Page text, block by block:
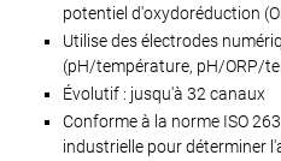
potentiel d'oxydoréduction
Utilise des électrodes
(pH/température, pH/ORP/
Évolutif : jusqu'à 32 canaux
Conforme à la norme ISO
industrielle pour déterminer